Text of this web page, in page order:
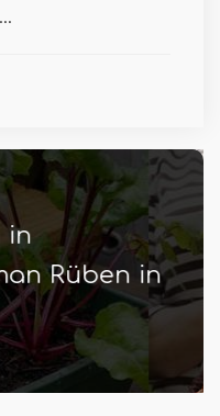
in
Rüben in